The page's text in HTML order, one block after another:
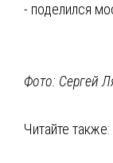
- поделился
Фото: Сергей
Читайте также: